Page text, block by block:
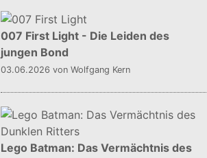
007 First Light - Die Leiden des
jungen Bond
03.06.2026 von Wolfgang Kern
Lego Batman: Das Vermächtnis des